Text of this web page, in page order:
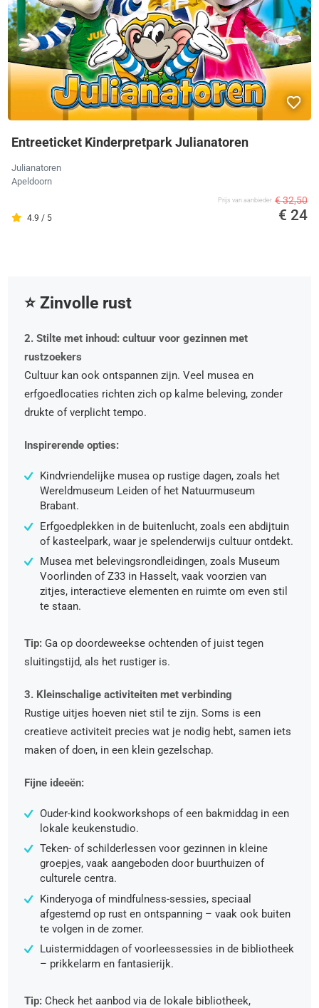
Entreeticket Kinderpretpark Julianatoren
Julianatoren
Apeldoorn
4.9 / 5
Prijs van aanbieder € 32,50
€ 24
⭐️ Zinvolle rust
2. Stilte met inhoud: cultuur voor gezinnen met
rustzoekers
Cultuur kan ook ontspannen zijn. Veel musea en
erfgoedlocaties richten zich op kalme beleving, zonder
drukte of verplicht tempo.
Inspirerende opties:
Kindvriendelijke musea op rustige dagen, zoals het
Wereldmuseum Leiden of het Natuurmuseum
Brabant.
Erfgoedplekken in de buitenlucht, zoals een abdijtuin
of kasteelpark, waar je spelenderwijs cultuur ontdekt.
Musea met belevingsrondleidingen, zoals Museum
Voorlinden of Z33 in Hasselt, vaak voorzien van
zitjes, interactieve elementen en ruimte om even stil
te staan.
Tip:Ga op doordeweekse ochtenden of juist tegen
sluitingstijd, als het rustiger is.
3. Kleinschalige activiteiten met verbinding
Rustige uitjes hoeven niet stil te zijn. Soms is een
creatieve activiteit precies wat je nodig hebt, samen iets
maken of doen, in een klein gezelschap.
Fijne ideeën:
Ouder-kind kookworkshops of een bakmiddag in een
lokale keukenstudio.
Teken- of schilderlessen voor gezinnen in kleine
groepjes, vaak aangeboden door buurthuizen of
culturele centra.
Kinderyoga of mindfulness-sessies, speciaal
afgestemd op rust en ontspanning – vaak ook buiten
te volgen in de zomer.
Luistermiddagen of voorleessessies in de bibliotheek
– prikkelarm en fantasierijk.
Tip:Check het aanbod via de lokale bibliotheek,